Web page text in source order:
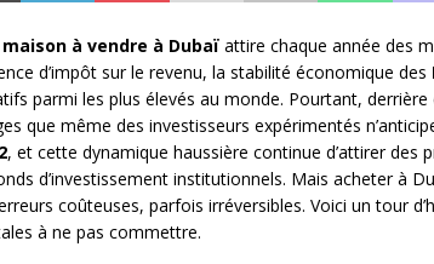
maison à vendre à Dubaï attire chaque année des
d’impôt sur le revenu, la stabilité économique des
parmi les plus élevés au monde. Pourtant,
que même des investisseurs expérimentés
, et cette dynamique haussière continue d’attirer des
d’investissement institutionnels. Mais acheter à
coûteuses, parfois irréversibles. Voici un tour
à ne pas commettre.